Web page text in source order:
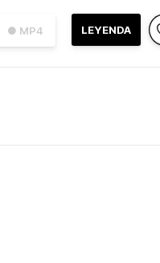
● MP4 LEYENDA